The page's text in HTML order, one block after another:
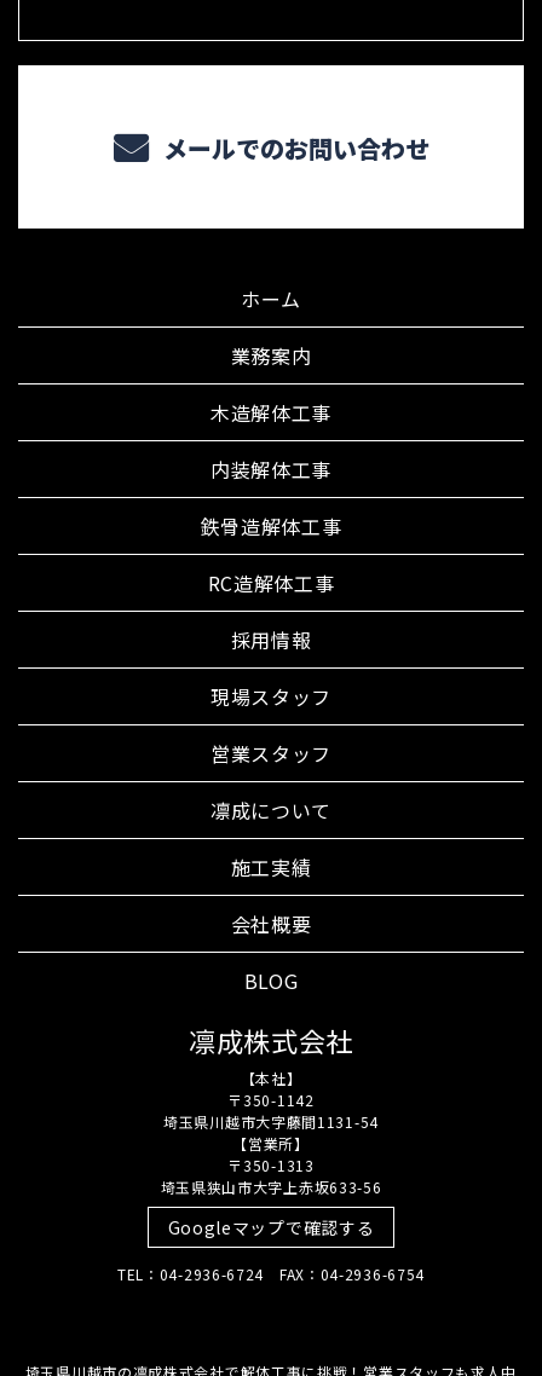
メールでのお問い合わせ
ホーム
業務案内
木造解体工事
内装解体工事
鉄骨造解体工事
RC造解体工事
採用情報
現場スタッフ
営業スタッフ
凛成について
施工実績
会社概要
BLOG
凛成株式会社
【本社】
〒350-1142
埼玉県川越市大字藤間1131-54
【営業所】
〒350-1313
埼玉県狭山市大字上赤坂633-56
Googleマップで確認する
TEL：04-2936-6724 FAX：04-2936-6754